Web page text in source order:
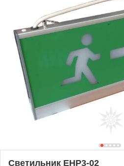
Светильник EHP3-02